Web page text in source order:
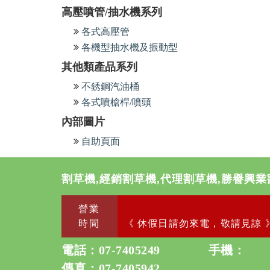
高壓噴管/抽水機系列
各式高壓管
各機型抽水機及振動型
其他類產品系列
不銹鋼汽油桶
各式噴槍桿/噴頭
內部圖片
自助頁面
割草機,經銷割草機,代理割草機,勝譽興業
營業
時間
《 休假日請勿來電，敬請見諒 》
電話： 07-7405249
手機：